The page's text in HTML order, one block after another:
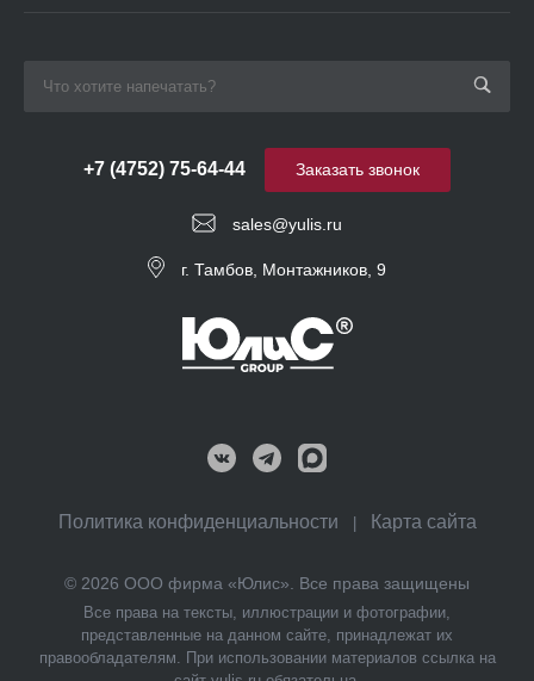
sales@yulis.ru
+7 (4752) 75-64-44
г. Тамбов, Монтажников, 9
Заказать звонок
© 2026 ООО фирма «Юлис». Все права защищены
Все права на тексты, иллюстрации и фотографии,
представленные на данном сайте, принадлежат их
правообладателям. При использовании материалов ссылка на
Политика конфиденциальности Карта сайта